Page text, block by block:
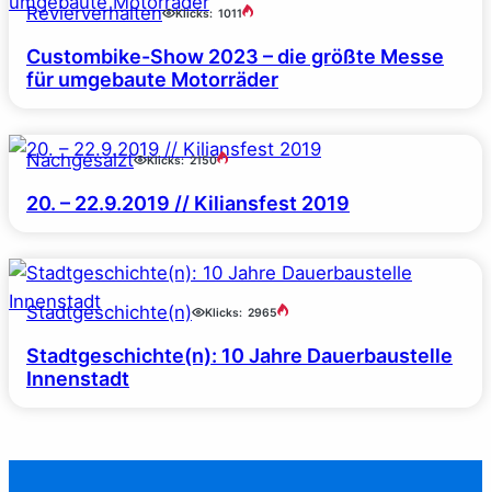
Revierverhalten Klicks: 1011
Custombike-Show 2023 – die größte Messe
für umgebaute Motorräder
Nachgesalzt Klicks: 2150
20. – 22.9.2019 // Kiliansfest 2019
Stadtgeschichte(n) Klicks: 2965
Stadtgeschichte(n): 10 Jahre Dauerbaustelle
Innenstadt